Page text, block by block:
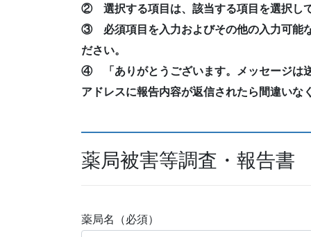
② 選択する項目は、該当する項目を選択し
③ 必須項目を入力およびその他の入力可能
ださい。
④ 「ありがとうございます。メッセージは
アドレスに報告内容が返信されたら間違いな
薬局被害等調査・報告書
薬局名（必須）